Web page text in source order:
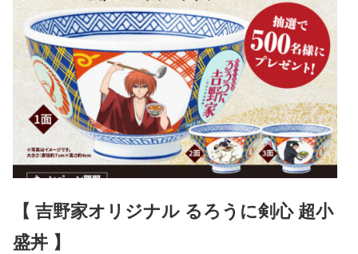
【 吉野家オリジナル るろうに剣心 超小
盛丼 】